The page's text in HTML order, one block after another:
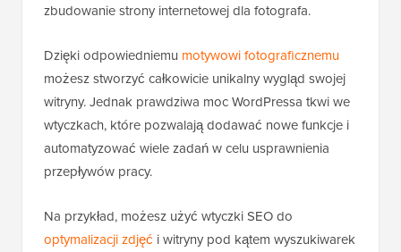
zbudowanie strony internetowej dla fotografa.
Dzięki odpowiedniemu motywowi fotograficznemu
możesz stworzyć całkowicie unikalny wygląd swojej
witryny. Jednak prawdziwa moc WordPressa tkwi we
wtyczkach, które pozwalają dodawać nowe funkcje i
automatyzować wiele zadań w celu usprawnienia
przepływów pracy.
Na przykład, możesz użyć wtyczki SEO do
optymalizacji zdjęć i witryny pod kątem wyszukiwarek